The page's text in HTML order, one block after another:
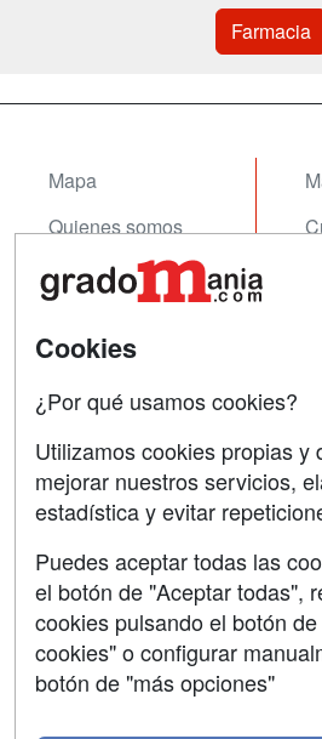
Farmacia
Mapa
Quienes somos
Tarifas publicidad
Acceso Centros
Contactar
Confidencialidad
Aviso legal
Copyleft
Cookies
¿Por qué usamos cookies?
Utilizamos cookies propias y
mejorar nuestros servicios,
estadística y evitar
Puedes aceptar todas las
el botón de "Aceptar todas",
cookies pulsando el botón
cookies" o configurar
botón de "más opciones"